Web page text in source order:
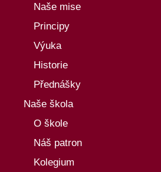
Naše mise
Principy
Výuka
Historie
Přednášky
Naše škola
O škole
Náš patron
Kolegium